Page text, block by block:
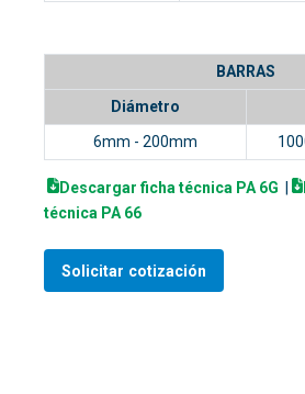
BARRAS
Diámetro
6mm - 200mm
Descargar ficha técnica PA 6G
técnica PA 66
Solicitar cotización